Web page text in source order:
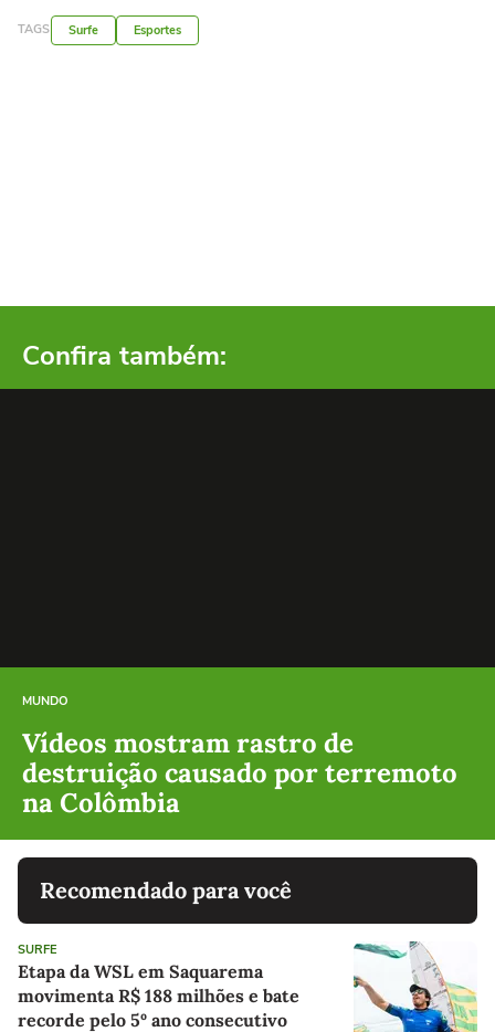
TAGS Surfe Esportes
Confira também:
MUNDO
Vídeos mostram rastro de
destruição causado por terremoto
na Colômbia
Recomendado para você
SURFE
Etapa da WSL em Saquarema
movimenta R$ 188 milhões e bate
recorde pelo 5º ano consecutivo